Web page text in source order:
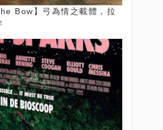
Bow】弓為情之載體，拉